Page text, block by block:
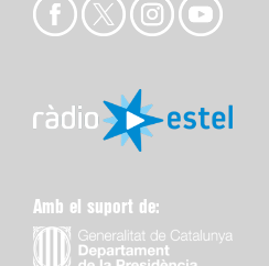
Amb el suport de: